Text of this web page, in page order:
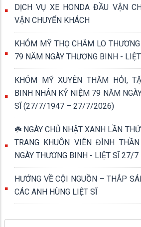
DỊCH VỤ XE HONDA ĐẦU VẬN
VẬN CHUYỂN KHÁCH
KHÓM MỸ THỌ CHĂM LO
79 NĂM NGÀY THƯƠNG BINH -
KHÓM MỸ XUYÊN THĂM HỎI,
BINH NHÂN KỶ NIỆM 79 NĂM
SĨ (27/7/1947 – 27/7/2026)
☘️ NGÀY CHỦ NHẬT XANH LẦN
TRANG KHUÔN VIÊN ĐÌNH
NGÀY THƯƠNG BINH - LIỆT SĨ 27/
HƯỚNG VỀ CỘI NGUỒN – THẮP
CÁC ANH HÙNG LIỆT SĨ